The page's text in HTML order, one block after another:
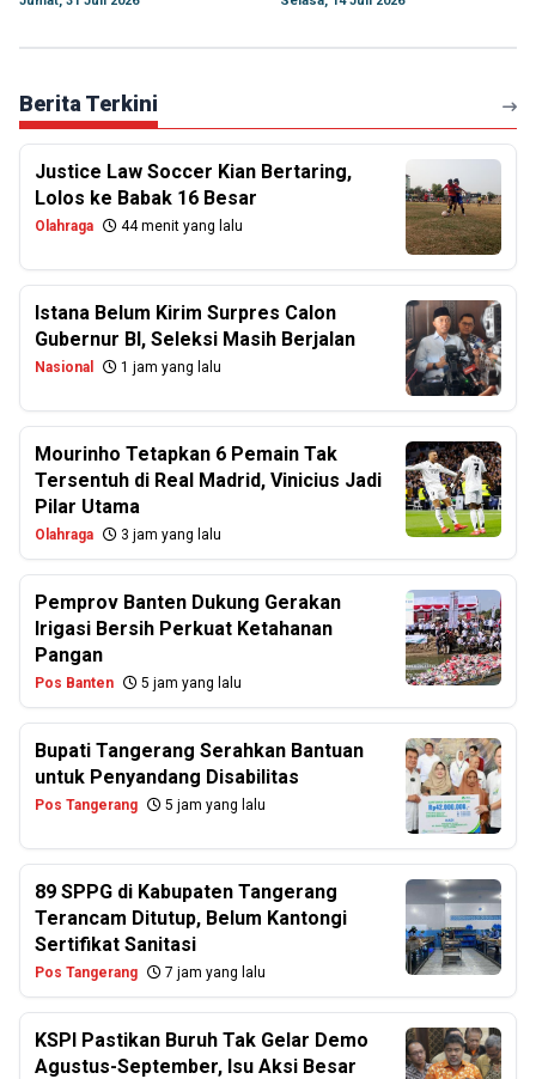
Berita Terkini
Justice Law Soccer Kian Bertaring,
Lolos ke Babak 16 Besar
Olahraga 44 menit yang lalu
Istana Belum Kirim Surpres Calon
Gubernur BI, Seleksi Masih Berjalan
Nasional 1 jam yang lalu
Mourinho Tetapkan 6 Pemain Tak
Tersentuh di Real Madrid, Vinicius Jadi
Pilar Utama
Olahraga 3 jam yang lalu
Pemprov Banten Dukung Gerakan
Irigasi Bersih Perkuat Ketahanan
Pangan
Pos Banten 5 jam yang lalu
Bupati Tangerang Serahkan Bantuan
untuk Penyandang Disabilitas
Pos Tangerang 5 jam yang lalu
89 SPPG di Kabupaten Tangerang
Terancam Ditutup, Belum Kantongi
Sertifikat Sanitasi
Pos Tangerang 7 jam yang lalu
KSPI Pastikan Buruh Tak Gelar Demo
Agustus-September, Isu Aksi Besar